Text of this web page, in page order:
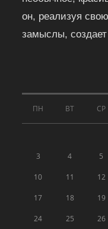
он, реализуя
замыслы,
ПН ВТ СР
3 4 5
10 11 12
17 18 19
24 25 26